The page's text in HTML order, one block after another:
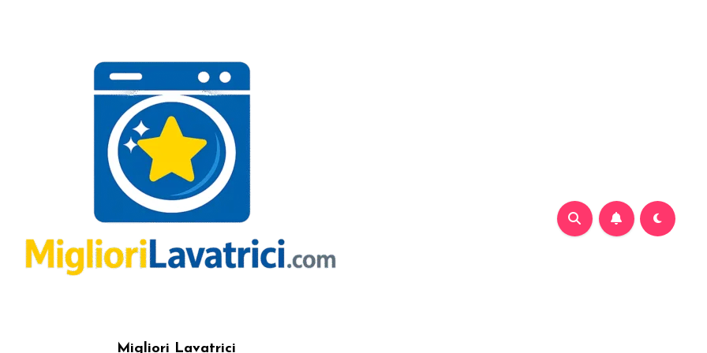
Migliori Lavatrici